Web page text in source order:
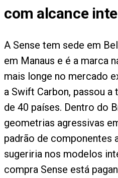
com alcance
A Sense tem sede em
em Manaus e é a marca
mais longe no mercado
a Swift Carbon, passou
de 40 países. Dentro do
geometrias agressivas
padrão de componentes
sugeriria nos modelos
compra Sense está